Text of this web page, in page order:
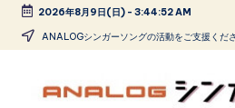
Skip
2026年8月9日(日)- 3:44:53 AM
ANALOGシンガーソングの活動をご支援くだ